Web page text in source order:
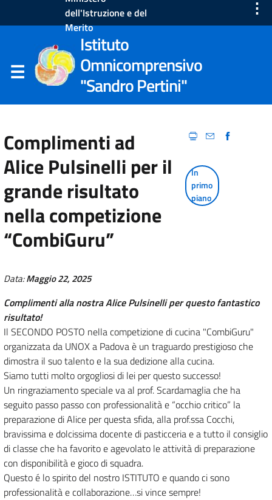
dell'Istruzione e del
Merito
⋮
Istituto
Omnicomprensivo
"Sandro Pertini"
Complimenti ad
Alice Pulsinelli per il
grande risultato
nella competizione
“CombiGuru”
In
primo
piano
Data:Maggio 22, 2025
Complimenti alla nostra Alice Pulsinelli per questo fantastico
risultato!
Il SECONDO POSTO nella competizione di cucina "CombiGuru"
organizzata da UNOX a Padova è un traguardo prestigioso che
dimostra il suo talento e la sua dedizione alla cucina.
Siamo tutti molto orgogliosi di lei per questo successo!
Un ringraziamento speciale va al prof. Scardamaglia che ha
seguito passo passo con professionalità e “occhio critico” la
preparazione di Alice per questa sfida, alla prof.ssa Cocchi,
bravissima e dolcissima docente di pasticceria e a tutto il consiglio
di classe che ha favorito e agevolato le attività di preparazione
con disponibilità e gioco di squadra.
Questo é lo spirito del nostro ISTITUTO e quando ci sono
professionalità e collaborazione…si vince sempre!